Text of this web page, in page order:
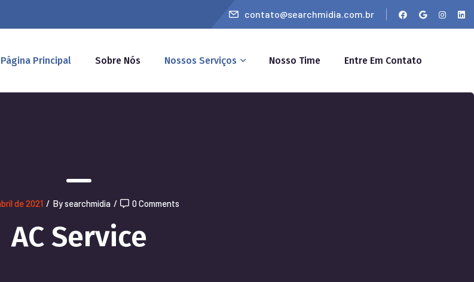
contato@searchmidia.com.br
Página Principal Sobre Nós Nossos Serviços Nosso Time Entre Em Contato
de 2021 / By searchmidia / 0 Comments
AC Service